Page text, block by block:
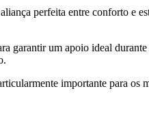
perfeita entre conforto e
garantir um apoio ideal
importante para os